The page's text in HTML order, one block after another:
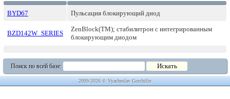
BYD67 Пульсация блокирующий диод
BZD142W_SERIES
ZenBlock(ТМ); стабилитрон с интегрированным
блокирующим диодом
Поиск по всей базе:
2009-2026 © Vyacheslav Gorchilin